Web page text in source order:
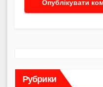
Рубрики